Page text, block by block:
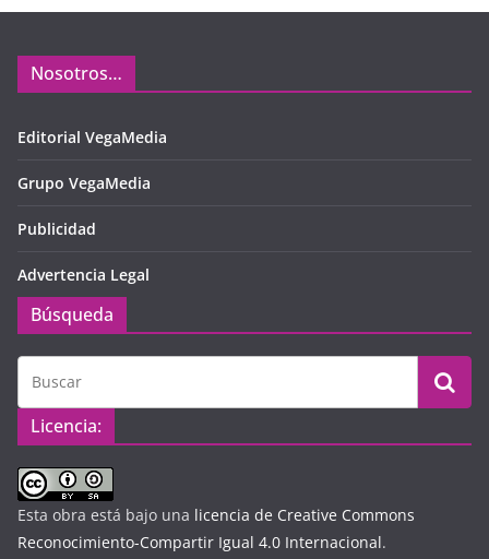
Nosotros…
Editorial VegaMedia
Grupo VegaMedia
Publicidad
Advertencia Legal
Búsqueda
Licencia:
Esta obra está bajo una licencia de Creative Commons
Reconocimiento-Compartir Igual 4.0 Internacional.